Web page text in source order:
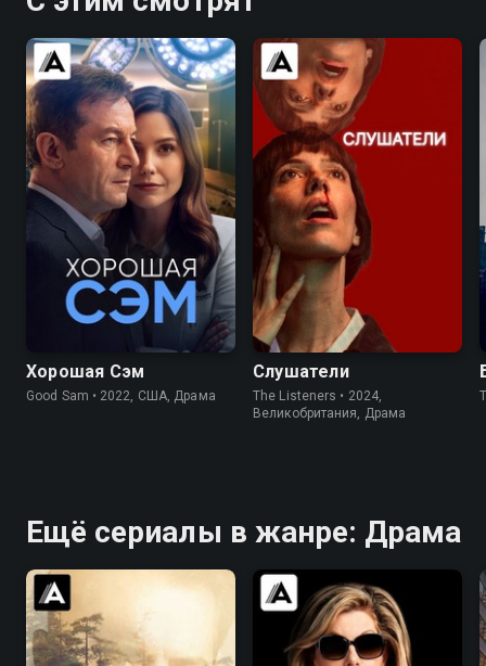
6.9 6.0
Хорошая Сэм
Good Sam • 2022, США, Драма
6.3
Слушатели
The Listeners • 2024,
Великобритания, Драма
Ещё сериалы в жанре: Драма